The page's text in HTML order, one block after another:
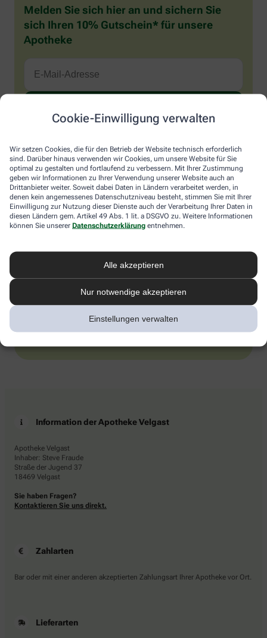
Cookie-Einwilligung verwalten
Wir setzen Cookies, die für den Betrieb der Website technisch erforderlich
sind. Darüber hinaus verwenden wir Cookies, um unsere Website für Sie
optimal zu gestalten und fortlaufend zu verbessern. Mit Ihrer Zustimmung
geben wir Informationen zu Ihrer Verwendung unserer Website auch an
Drittanbieter weiter. Soweit dabei Daten in Ländern verarbeitet werden, in
denen kein angemessenes Datenschutzniveau besteht, stimmen Sie mit Ihrer
Einwilligung zur Nutzung dieser Dienste auch der Verarbeitung Ihrer Daten in
diesen Ländern gem. Artikel 49 Abs. 1 lit. a DSGVO zu. Weitere Informationen
können Sie unserer Datenschutzerklärung entnehmen.
Alle akzeptieren
Nur notwendige akzeptieren
Einstellungen verwalten
Melden Sie sich hier an und sichern Sie
sich Ihren 10% Gutschein* für unsere
Apotheke
Sie
ein
Mensch?
Dann
wählen
Sie
bitte
den
1 2 3
Ich möchte den im Namen meiner Apotheke versandten News-
Service abonnieren, der von der Alliance Healthcare Deutschland
GmbH (AHD) angeboten wird. Hiermit willige ich ein, dass AHD
meine E-Mail-Adresse zum Versand des News-Service
verarbeitet. AHD setzt für den Versand und die Analyse des
Newsletters den Dienstleister Emarsys ein. Die Einwilligung
Datenverarbeitung finden sich in derDatenschutzerklärung
AHD.
31.12.2026. Mindestbestellwert: 50,00 €. Gültig auf das
gesamte Sortiment, ausgeschlossen rezeptpflichtige Produkte.
Information der Apotheke Velgast
Apotheke Velgast
Inhaber: Steve Fraude
Straße der Jugend 37
18469 Velgast
Sie haben Fragen?
Kontaktieren Sie uns direkt.
Zahlarten
Bar oder mit einer anderen akzeptierten Zahlungsart Ihrer Apotheke vor Ort.
Lieferarten